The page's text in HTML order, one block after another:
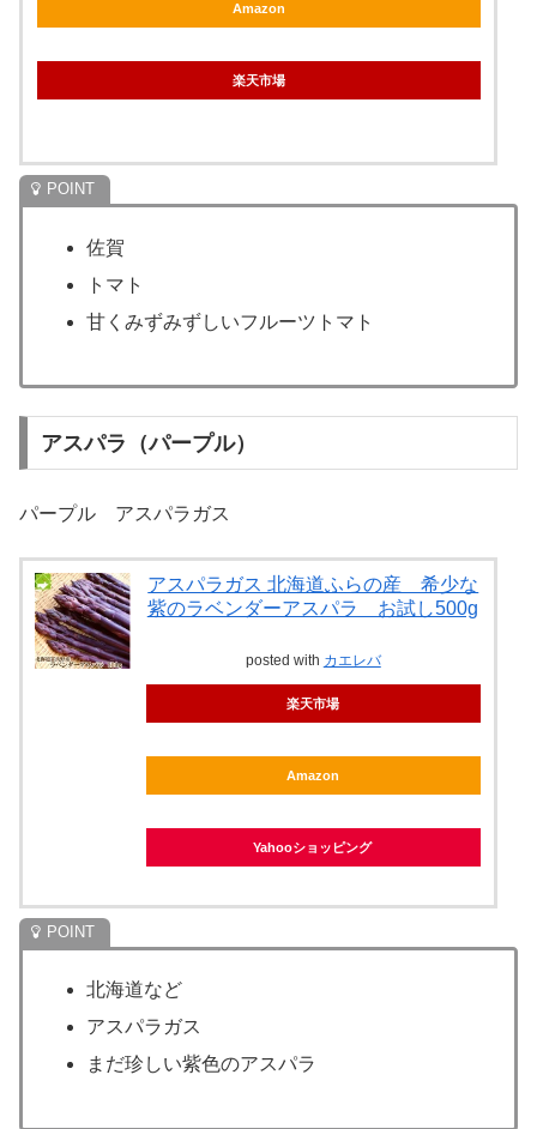
Amazon
楽天市場
佐賀
トマト
甘くみずみずしいフルーツトマト
アスパラ（パープル）
パープル アスパラガス
アスパラガス 北海道ふらの産 希少な
紫のラベンダーアスパラ お試し500g
posted with カエレバ
楽天市場
Amazon
Yahooショッピング
北海道など
アスパラガス
まだ珍しい紫色のアスパラ